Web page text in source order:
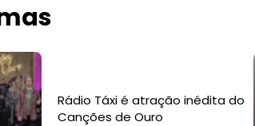
Rádio Táxi é atração inédita do
Canções de Ouro